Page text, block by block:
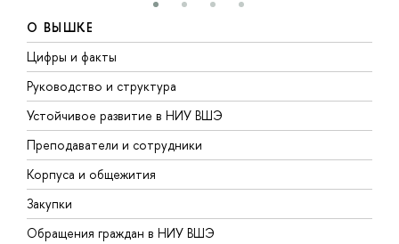
О ВЫШКЕ
Цифры и факты
Руководство и структура
Устойчивое развитие в НИУ ВШЭ
Преподаватели и сотрудники
Корпуса и общежития
Закупки
Обращения граждан в НИУ ВШЭ